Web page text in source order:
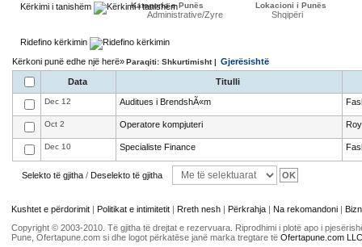
Kërkimi i tanishëm
Kategoria e Punës
Administrative/Zyre
Lokacioni i Punës
Shqipëri
Ridefino kërkimin
Kërkoni punë edhe një herë»Paraqiti: Shkurtimisht | Gjerësishtë
Data Titulli
Dec 12 Auditues i BrendshÃ«m
Oct 2 Operatore kompjuteri
Dec 10 Specialiste Finance
Selekto të gjitha / Deselekto të gjitha
Kushtet e përdorimit | Politikat e intimitetit | Rreth nesh | Përkrahja | Na rekomandoni |
Copyright © 2003-2010. Të gjitha të drejtat e rezervuara. Riprodhimi i plotë apo i
Pune, Ofertapune.com si dhe logot përkatëse janë marka tregtare të Ofertapune.com LLC